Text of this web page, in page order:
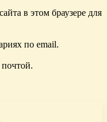
в этом браузере для
по email.